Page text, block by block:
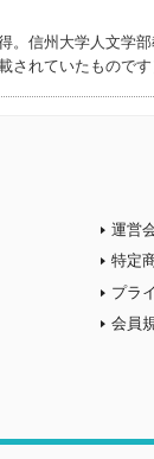
。信州大学人文学
れていたものです
運営
特定
プラ
会員